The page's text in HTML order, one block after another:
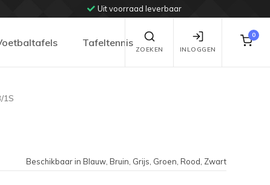
Uit voorraad leverbaar
Tafeltennis
ZOEKEN INLOGGEN
0
1S
Beschikbaar in Blauw, Bruin, Grijs, Groen, Rood, Zwart